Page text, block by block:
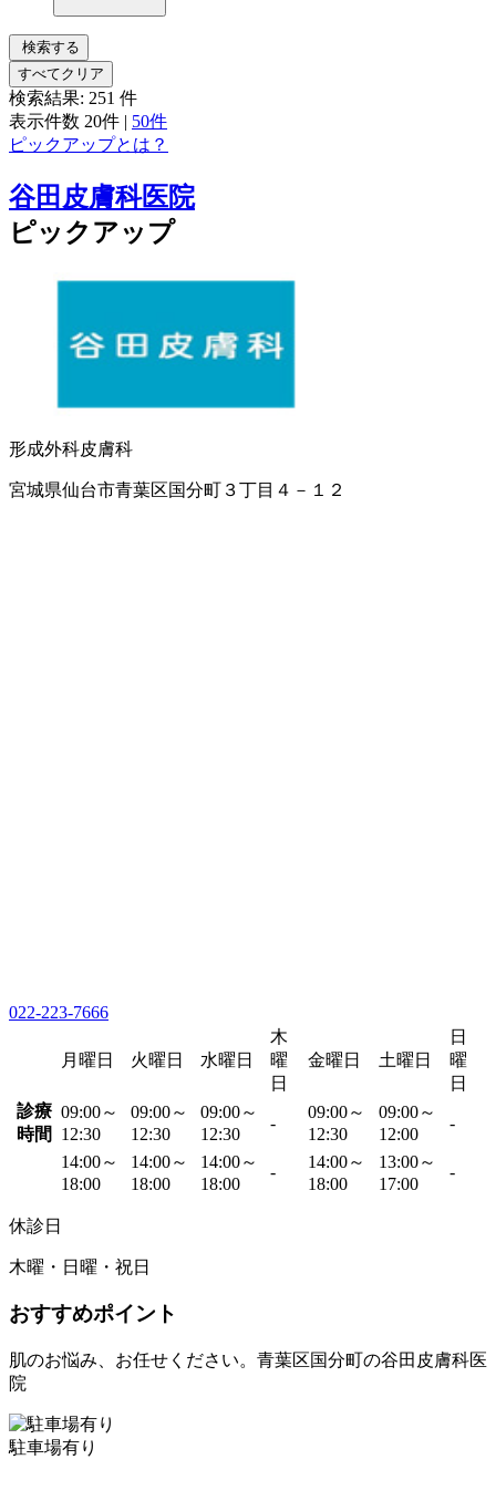
検索する
すべてクリア
検索結果: 251 件
表示件数 20件 | 50件
ピックアップとは？
谷田皮膚科医院
ピックアップ
形成外科皮膚科
宮城県仙台市青葉区国分町３丁目４－１２
022-223-7666
月曜日 火曜日 水曜日
木
曜
日
金曜日 土曜日
日
曜
日
診療
時間
09:00～
12:30
09:00～
12:30
09:00～
12:30
-
09:00～
12:30
09:00～
12:00
-
14:00～
18:00
14:00～
18:00
14:00～
18:00
-
14:00～
18:00
13:00～
17:00
-
休診日
木曜・日曜・祝日
おすすめポイント
肌のお悩み、お任せください。青葉区国分町の谷田皮膚科医
院
駐車場有り